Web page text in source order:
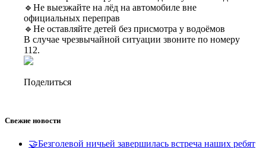
🔹Не выезжайте на лёд на автомобиле вне
официальных переправ
🔹Не оставляйте детей без присмотра у водоёмов
В случае чрезвычайной ситуации звоните по номеру
112.
Поделиться
Свежие новости
🤝Безголевой ничьей завершилась встреча наших ребят